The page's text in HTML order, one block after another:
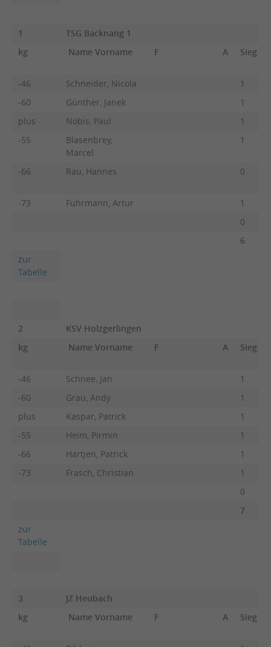
1
TSG Backnang 1
kg
Name Vorname F A Sieg
-46 Schneider, Nicola
1
-60
Günther, Janek
1
plus
Nobis, Paul
1
-55
Blasenbrey,
Marcel
1
-66 Rau, Hannes 0
-73 Fuhrmann, Artur
1
0
6
zur
Tabelle
2
KSV Holzgerlingen
kg
Name Vorname F A Sieg
-46 Schnee, Jan
1
-60
Grau, Andy
1
plus
Kaspar, Patrick
1
-55
Heim, Pirmin
1
-66
Hartjen, Patrick
1
-73
Frasch, Christian
1
0
7
zur
Tabelle
3
JZ Heubach
kg
Name Vorname F A Sieg